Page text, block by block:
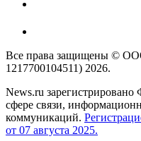
Все права защищены ©
1217700104511) 2026.
News.ru
сфере связи,
коммуникаций.
от 07 августа 2025.